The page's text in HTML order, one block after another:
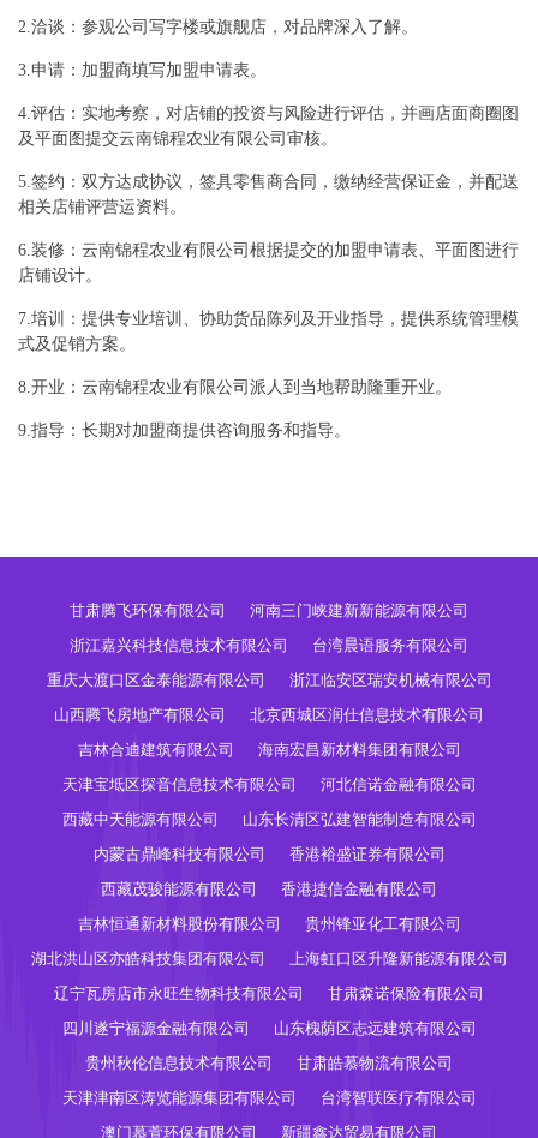
2.洽谈：参观公司写字楼或旗舰店，对品牌深入了解。
3.申请：加盟商填写加盟申请表。
4.评估：实地考察，对店铺的投资与风险进行评估，并画店面商圈图
及平面图提交云南锦程农业有限公司审核。
5.签约：双方达成协议，签具零售商合同，缴纳经营保证金，并配送
相关店铺评营运资料。
6.装修：云南锦程农业有限公司根据提交的加盟申请表、平面图进行
店铺设计。
7.培训：提供专业培训、协助货品陈列及开业指导，提供系统管理模
式及促销方案。
8.开业：云南锦程农业有限公司派人到当地帮助隆重开业。
9.指导：长期对加盟商提供咨询服务和指导。
甘肃腾飞环保有限公司
河南三门峡建新新能源有限公司
浙江嘉兴科技信息技术有限公司
台湾晨语服务有限公司
重庆大渡口区金泰能源有限公司
浙江临安区瑞安机械有限公司
山西腾飞房地产有限公司
北京西城区润仕信息技术有限公司
吉林合迪建筑有限公司
海南宏昌新材料集团有限公司
天津宝坻区探音信息技术有限公司
河北信诺金融有限公司
西藏中天能源有限公司
山东长清区弘建智能制造有限公司
内蒙古鼎峰科技有限公司
香港裕盛证券有限公司
西藏茂骏能源有限公司
香港捷信金融有限公司
吉林恒通新材料股份有限公司
贵州锋亚化工有限公司
湖北洪山区亦皓科技集团有限公司
上海虹口区升隆新能源有限公司
辽宁瓦房店市永旺生物科技有限公司
甘肃森诺保险有限公司
四川遂宁福源金融有限公司
山东槐荫区志远建筑有限公司
贵州秋伦信息技术有限公司
甘肃皓慕物流有限公司
天津津南区涛览能源集团有限公司
台湾智联医疗有限公司
澳门慕萱环保有限公司
新疆鑫达贸易有限公司